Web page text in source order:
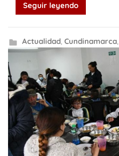
Seguir leyendo
Actualidad, Cundinamarca,